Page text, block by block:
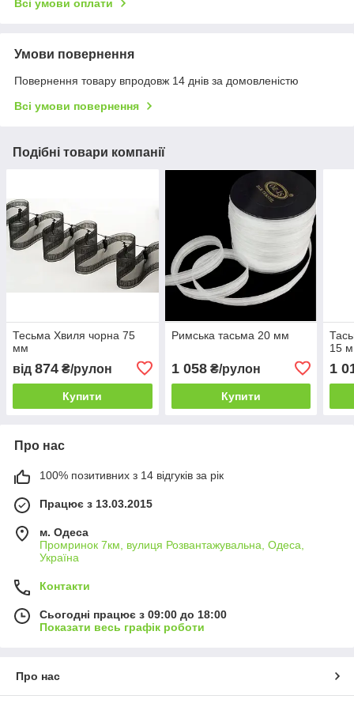
Всі умови оплати
Умови повернення
Повернення товару впродовж 14 днів за домовленістю
Всі умови повернення
Подібні товари компанії
Тесьма Хвиля чорна 75
мм
від 874 ₴/рулон
Купити
Римська тасьма 20 мм
1 058₴/рулон
Купити
15
1
Про нас
100% позитивних з 14 відгуків за рік
Працює з 13.03.2015
м. Одеса
Промринок 7км, вулиця Розвантажувальна, Одеса,
Україна
Контакти
Сьогодні працює з 09:00 до 18:00
Показати весь графік роботи
Про нас